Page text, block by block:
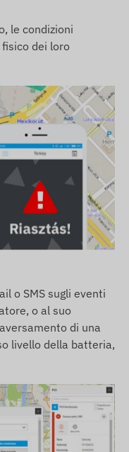
le condizioni
dei loro
o SMS sugli eventi
o al suo
di una
livello della batteria,